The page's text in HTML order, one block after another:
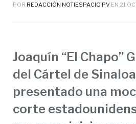
POR REDACCIÓN NOTIESPACIO PV EN 21
Joaquín “El Chapo”
del Cártel de
presentado una
corte